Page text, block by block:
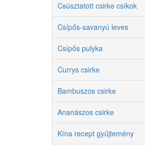
Csúsztatott csirke csíkok
Csípős-savanyú leves
Csípős pulyka
Currys csirke
Bambuszos csirke
Ananászos csirke
Kína recept gyűjtemény